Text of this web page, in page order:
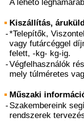
A lehető
Kiszállítás,
-*Telepítők,
vagy futárcéggel
felett, -kg- kg-ig.
-Végfelhasználók
mely túlméretes
Műszaki
- Szakembereink
rendszerek